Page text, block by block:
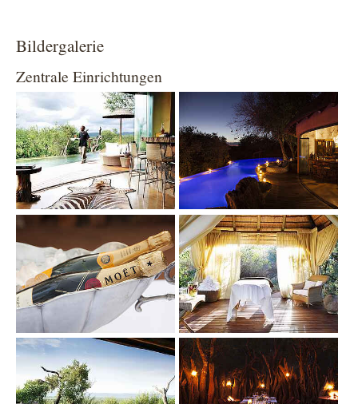
Bildergalerie
Zentrale Einrichtungen
Show larger version Show larger version
Show larger version Show larger version
Show larger version Show larger version